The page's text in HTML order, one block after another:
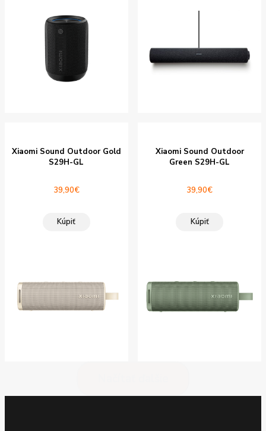
Xiaomi Sound Outdoor Gold
S29H-GL
39,90€
Kúpiť
Xiaomi Sound Outdoor
Green S29H-GL
39,90€
Kúpiť